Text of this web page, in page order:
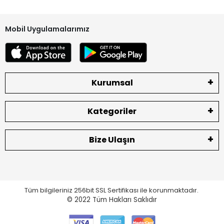
gönderim lütfen yapmayınız.
Ürün Durumu
Ekran Türü ÇITASIZ
Ekran Kalite Durumu ORJINAL
Mobil Uygulamalarımız
Kurumsal
Kategoriler
Bize Ulaşın
Tüm bilgileriniz 256bit SSL Sertifikası ile korunmaktadır.
© 2022 Tüm Hakları Saklıdır